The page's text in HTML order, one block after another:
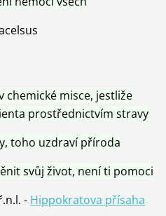
chemické misce, jestliže
prostřednictvím stravy
toho uzdraví příroda
svůj život, není ti pomoci
- Hippokratova přísaha